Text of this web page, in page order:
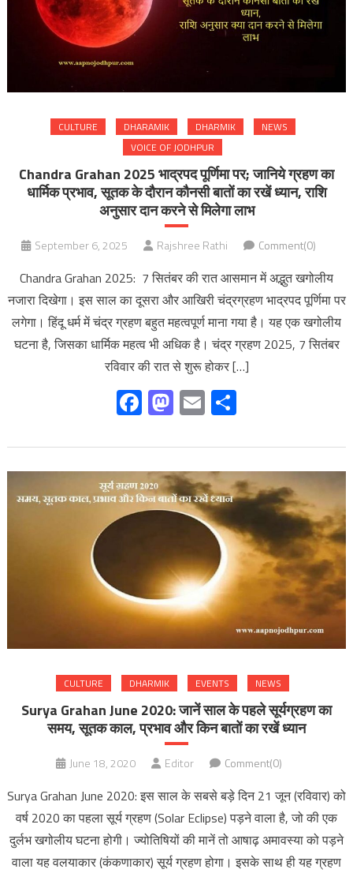
CULTURE DHARAMIK DHARMIK
NEWS
VOICE OF JODHPUR
Chandra Grahan 2025 भाद्रपद पूर्णिमा पर; जानिये ग्रहण का
धार्मिक प्रभाव, सूतक के दौरान कौनसी बातों का रखें ध्यान, राशि
अनुसार दान करने से मिलेगा लाभ
September 6, 2025 Rajshree Rathi Comment(0)
Chandra Grahan 2025: 7 सितंबर की रात आसमान में अद्भुत खगोलीय
नजारा दिखेगा। इस साल का दूसरा और आखिरी चंद्रग्रहण भाद्रपद पूर्णिमा पर
लगेगा। हिंदू धर्म में चंद्र ग्रहण बहुत महत्वपूर्ण माना गया है। यह एक खगोलीय
घटना है, जिसका धार्मिक महत्व भी अधिक है। चंद्र ग्रहण 2025, 7 सितंबर
रविवार की रात से शुरू होकर […]
Facebook
Mastodon
Email
CULTURE DHARMIK EVENTS NEWS
Surya Grahan June 2020: जानें साल के पहले सूर्यग्रहण का
समय, सूतक काल, प्रभाव और किन बातों का रखें ध्यान
June 18, 2020 Editor Comment(0)
Surya Grahan June 2020: इस साल के सबसे बड़े दिन 21 जून (रविवार) को
वर्ष 2020 का पहला सूर्य ग्रहण (Solar Eclipse) पड़ने वाला है, जो की एक
दुर्लभ खगोलीय घटना होगी। ज्योतिषियों की मानें तो आषाढ़ अमावस्या को पड़ने
वाला यह वलयाकार (कंकणाकार) सूर्य ग्रहण होगा। इसके साथ ही यह ग्रहण